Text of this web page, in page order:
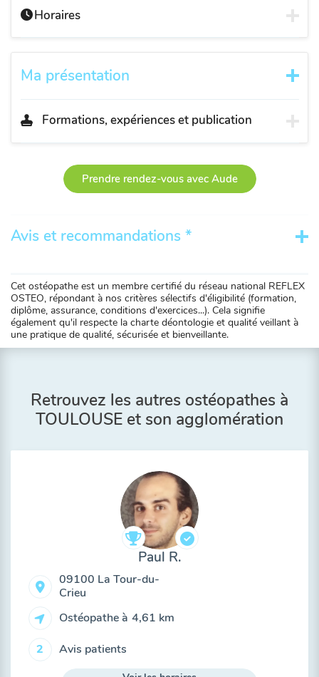
Horaires
Ma présentation
Formations, expériences et publication
Prendre rendez-vous avec Aude
Avis et recommandations *
Cet ostéopathe est un membre certifié du réseau national REFLEX
OSTEO, répondant à nos critères sélectifs d'éligibilité (formation,
diplôme, assurance, conditions d'exercices...). Cela signifie
également qu'il respecte la charte déontologie et qualité veillant à
une pratique de qualité, sécurisée et bienveillante.
Retrouvez les autres ostéopathes à
TOULOUSE et son agglomération
Paul R.
09100 La Tour-du-
Crieu
Ostéopathe à 4,61 km
2 Avis patients